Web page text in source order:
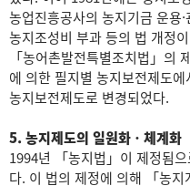
농업진흥공사의 농지기금 운용
농지조성비 부과 등의 법 개정
「농어촌발전특별조치법」의
에 의한 필지별 농지보전제도
농지보전제도로 변경되었다.
5. 농지제도의 일원화ㆍ체계화
1994년 「농지법」이 제정됨
다. 이 법의 제정에 의해 「농